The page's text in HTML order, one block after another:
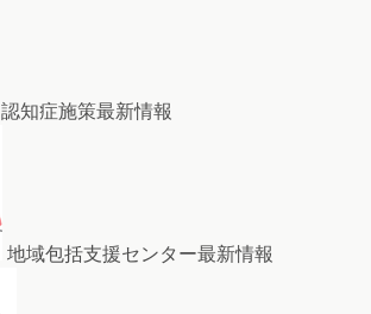
認知症施策最新情報
地域包括支援センター最新情報